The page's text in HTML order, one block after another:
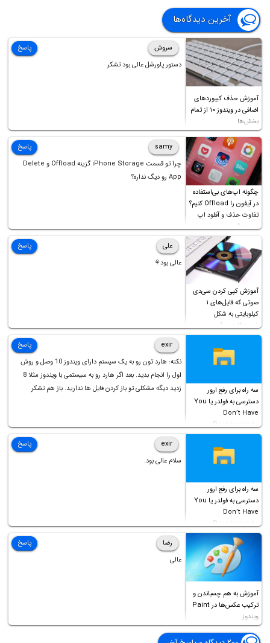
آخرین دیدگاه‌ها
آموزش حذف کیبوردهای
اضافی در ویندوز ۱۰ از تمام
بخش‌ها
سروش
دستور پاورشل عالی بود تشکر
پاسخ
چگونه اپ‌های بی‌استفاده
در آیفون را Offload کنیم؟
تفاوت حذف و آفلود اپ
چیست؟
samy
چرا تو قسمت iPhone Storage گزینه Offload و Delete
App رو دیگ نداره؟
پاسخ
آموزش کپی کردن سی‌دی
صوتی که فایل‌های ۱
کیلوبایتی به شکل
شورت‌کات در آن موجود
است!
علی
عالی بود⚘
پاسخ
سه راه برای رفع ارور
دسترسی به فولدر یا You
Don’t Have
Permission to
Access this folder
exir
نکته: هارد تون رو به یک سیستم دارای ویندوز 10 وصل و روش
اول را انجام بدید. بعد اگر هارد رو به سیستمی با ویندوز مثلا 8
زدید دیگه مشکلی تو باز کردن فایل ها ندارید. باز هم تشکر
پاسخ
سه راه برای رفع ارور
دسترسی به فولدر یا You
Don’t Have
Permission to
Access this folder
exir
سلام عالی بود.
پاسخ
آموزش به هم چسباندن و
ترکیب عکس‌ها در Paint
ویندوز
رضا
عالی
پاسخ